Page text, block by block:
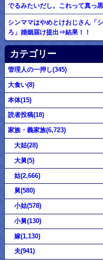
でるみたいだし。これって真っ
シンママはやめとけおじさん「
ろ」婚姻届け提出⇒結果！！
カテゴリー
管理人の一押し(345)
大食い(8)
本体(15)
読者投稿(18)
家族・義家族(6,723)
大姑(28)
大舅(5)
姑(2,666)
舅(580)
小姑(578)
小舅(130)
嫁(1,130)
夫(941)